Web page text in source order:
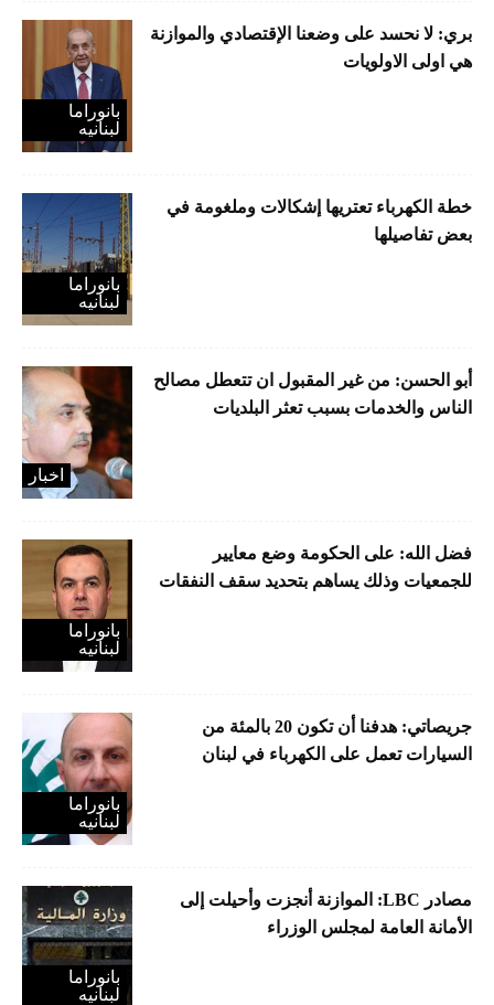
بانوراما
لبنانیه
بري: لا نحسد على وضعنا الإقتصادي والموازنة
هي اولى الاولويات
بانوراما
لبنانیه
خطة الكهرباء تعتريها إشكالات وملغومة في
بعض تفاصيلها
اخبار
أبو الحسن: من غير المقبول ان تتعطل مصالح
الناس والخدمات بسبب تعثر البلديات
بانوراما
لبنانیه
فضل الله: على الحكومة وضع معايير
للجمعيات وذلك يساهم بتحديد سقف النفقات
بانوراما
لبنانیه
جريصاتي: هدفنا أن تكون 20 بالمئة من
السيارات تعمل على الكهرباء في لبنان
بانوراما
لبنانیه
مصادر LBC: الموازنة أنجزت وأحيلت إلى
الأمانة العامة لمجلس الوزراء